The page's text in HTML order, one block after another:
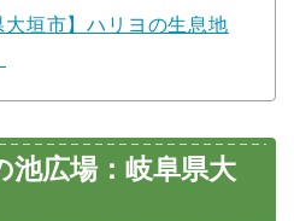
大垣市】ハリヨの生息地
広場：岐阜県大